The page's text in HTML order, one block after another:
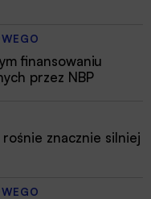
finansowaniu
przez NBP
znacznie silniej